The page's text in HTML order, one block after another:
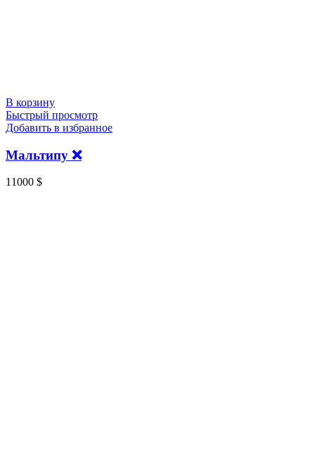
В корзину
Быстрый просмотр
Добавить в избранное
Мальтипу ❌
11000 $